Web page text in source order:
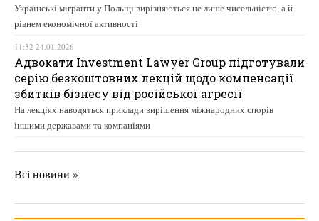
Українські мігранти у Польщі вирізняються не лише чисельністю, а й
рівнем економічної активності
11:32 24.01.2026
Адвокати Investment Lawyer Group підготували
серію безкоштовних лекцій щодо компенсації
збитків бізнесу від російської агресії
На лекціях наводяться приклади вирішення міжнародних спорів
іншими державами та компаніями
Всі новини »